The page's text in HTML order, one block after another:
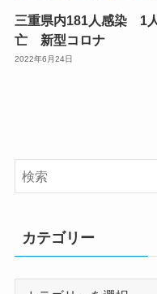
三重県内181人感染 1
亡 新型コロナ
2022年6月24日
カテゴリー